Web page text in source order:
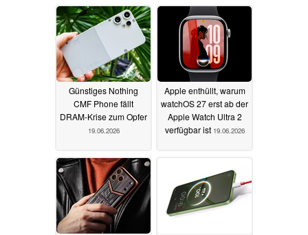
Günstiges Nothing
CMF Phone fällt
DRAM-Krise zum Opfer
19.06.2026
Apple enthüllt, warum
watchOS 27 erst ab der
Apple Watch Ultra 2
verfügbar ist 19.06.2026